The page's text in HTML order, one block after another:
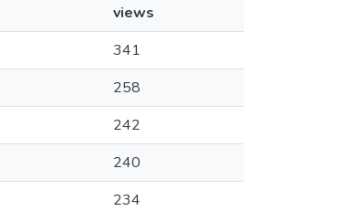
views
341
258
242
240
234